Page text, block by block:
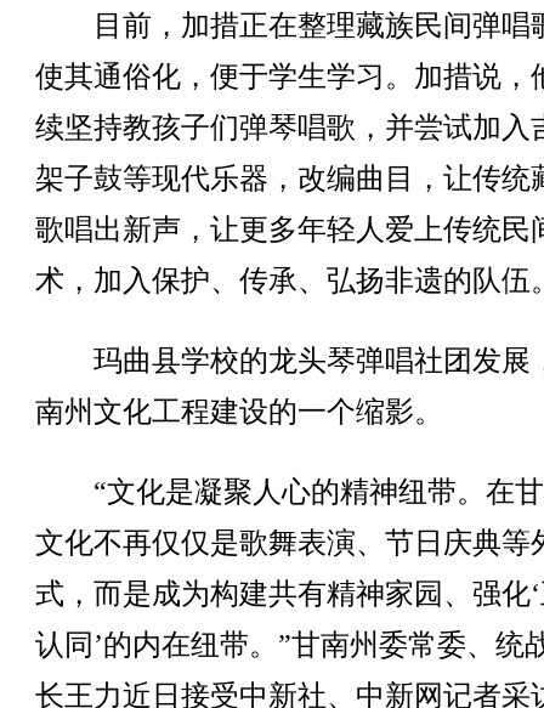
目前，加措正在整理藏族民间弹唱
使其通俗化，便于学生学习。加措说，
续坚持教孩子们弹琴唱歌，并尝试加入
架子鼓等现代乐器，改编曲目，让传统
歌唱出新声，让更多年轻人爱上传统民
术，加入保护、传承、弘扬非遗的队伍
玛曲县学校的龙头琴弹唱社团发展
南州文化工程建设的一个缩影。
“文化是凝聚人心的精神纽带。在
文化不再仅仅是歌舞表演、节日庆典等
式，而是成为构建共有精神家园、强化
认同’的内在纽带。”甘南州委常委、统
长王力近日接受中新社、中新网记者采